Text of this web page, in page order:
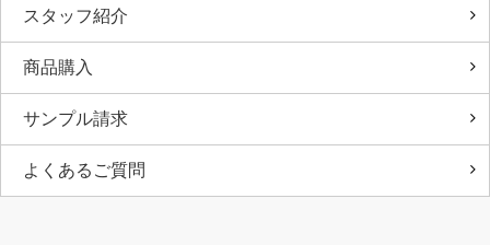
スタッフ紹介
商品購入
サンプル請求
よくあるご質問